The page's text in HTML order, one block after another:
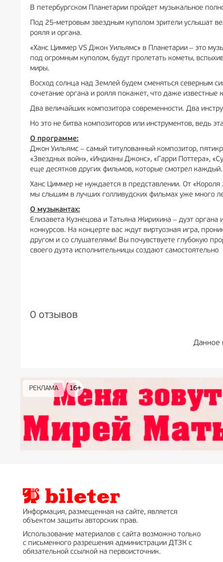
В петербургском Планетарии пройдет музыкальное
Под 25-метровым звездным куполом зрители услышат
рояля и органа.
«Ханс Циммер VS Джон Уильямс» в Планетарии ‒ это
под огромным куполом, будут пролетать кометы,
миры.
Восход солнца над Землей будем сменяться северным
сочетание органа и рояля покажет, что даже
Два величайших композитора современности. Два
Но это не битва композиторов или инструментов, ведь
О программе:
Джон Уильямс ‒ самый титулованный композитор,
«Звездных войн», «Индианы Джонс», «Гарри Поттера»,
еще десятков других фильмов, которые смотрел каждый.
Ханс Циммер не нуждается в представлении. От
мы слышим в лучших голливудских фильмах уже много
О музыкантах:
Елизавета Кузнецова и Татьяна Жирихина ‒ дуэт
конкурсов. На концерте вас ждут виртуозная игра,
другом и со слушателями! Вы почувствуете глубокую
своего дуэта исполнительницы создают самостоятельно
0 отзывов
Данное
РЕКЛАМА 16+
РЕКЛАМА 16+
РЕКЛАМА 12+
РЕКЛАМА
РЕКЛАМА 0+
РЕКЛАМА 18+
Информация, размещенная на сайте, является
объектом защиты авторских прав.
Использование материалов с сайта возможно только
с письменного разрешения администрации ДТЗК с
обязательной ссылкой на первоисточник.